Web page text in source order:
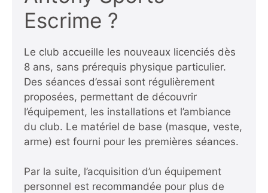
Escrime ?
Le club accueille les nouveaux licenciés dès
8 ans, sans prérequis physique particulier.
Des séances d’essai sont régulièrement
proposées, permettant de découvrir
l’équipement, les installations et l’ambiance
du club. Le matériel de base (masque, veste,
arme) est fourni pour les premières séances.
Par la suite, l’acquisition d’un équipement
personnel est recommandée pour plus de